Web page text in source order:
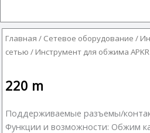
Главная / Сетевое оборудование /
сетью / Инструмент для обжима
220 m
Поддерживаемые разъемы/
Функции и возможности: Обжим